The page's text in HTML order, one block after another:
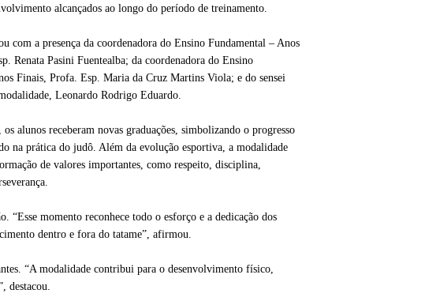
alcançados ao longo do período de treinamento.
com a presença da coordenadora do Ensino Fundamental – Anos
Renata Pasini Fuentealba; da coordenadora do Ensino
Finais, Profa. Esp. Maria da Cruz Martins Viola; e do sensei
Leonardo Rodrigo Eduardo.
alunos receberam novas graduações, simbolizando o progresso
na prática do judô. Além da evolução esportiva, a modalidade
de valores importantes, como respeito, disciplina,
“Esse momento reconhece todo o esforço e a dedicação dos
dentro e fora do tatame”, afirmou.
“A modalidade contribui para o desenvolvimento físico,
destacou.